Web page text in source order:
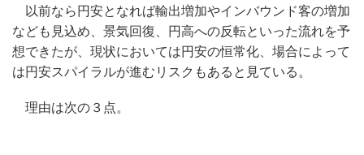
以前なら円安となれば輸出増加やインバウンド客の増加
なども見込め、景気回復、円高への反転といった流れを予
想できたが、現状においては円安の恒常化、場合によって
は円安スパイラルが進むリスクもあると見ている。
理由は次の３点。